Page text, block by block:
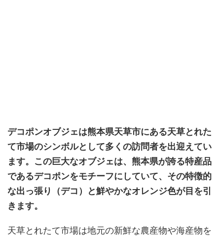
デコポンオブジェは熊本県天草市にある天草とれた
て市場のシンボルとして多くの訪問者を出迎えてい
ます。この巨大なオブジェは、熊本県が誇る特産品
であるデコポンをモチーフにしていて、その特徴的
な出っ張り（デコ）と鮮やかなオレンジ色が目を引
きます。
天草とれたて市場は地元の新鮮な農産物や海産物を